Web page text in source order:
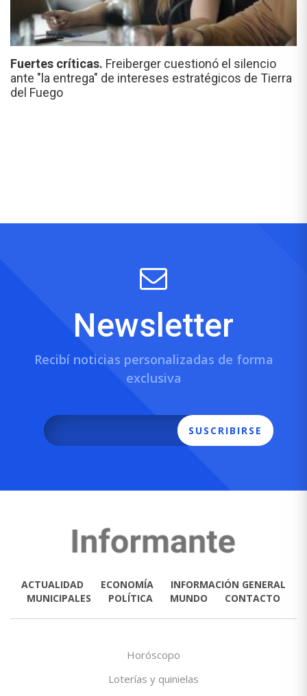
Fuertes críticas. Freiberger cuestionó el silencio
ante "la entrega" de intereses estratégicos de Tierra
del Fuego
Newsletter
Recibí noticias personalizadas de forma
exclusiva
SUSCRIBIRSE
ACTUALIDAD ECONOMÍA
INFORMACIÓN GENERAL
MUNICIPALES
POLÍTICA MUNDO CONTACTO
Horóscopo
Loterías y quinielas